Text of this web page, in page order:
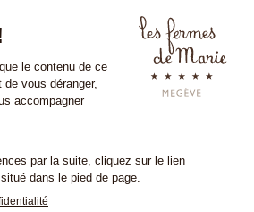
LA BASTIDE DE MARIE
MÉNERBES - PROVENCE
•Saint-Tropez•Saint-Barth